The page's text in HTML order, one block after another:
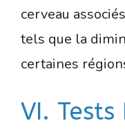
cerveau
tels que la
certaines
VI.